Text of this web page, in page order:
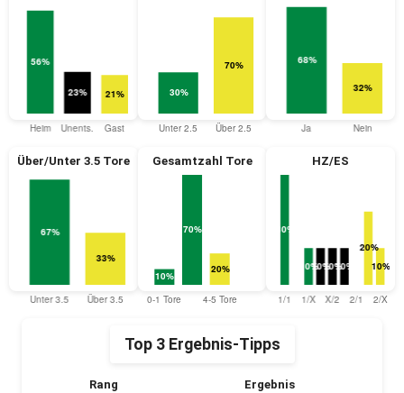
Über/Unter 3.5 Tore Gesamtzahl Tore HZ/ES
Top 3 Ergebnis-Tipps
Rang
Ergebnis